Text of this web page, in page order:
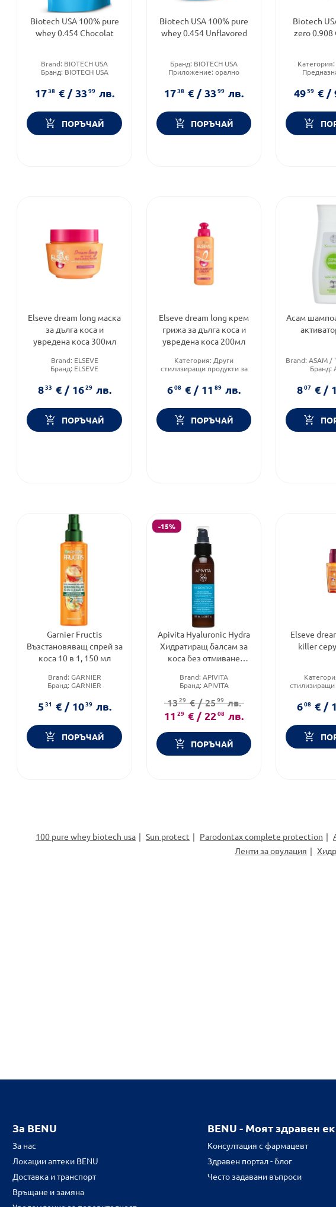
Biotech USA 100% pure
whey 0.454 Chocolat
Brand: BIOTECH USA
Бранд: BIOTECH USA
1738 € / 3399 лв.
ПОРЪЧАЙ
Biotech USA 100% pure
whey 0.454 Unflavored
Бранд: BIOTECH USA
Приложение:орално
1738 € / 3399 лв.
ПОРЪЧАЙ
Biotech
zero 0.908
Категория:
Форма на
4959 € /
Elseve dream long маска
за дълга коса и
увредена коса 300мл
Brand: ELSEVE
Бранд: ELSEVE
коса
833 € / 1629 лв.
ПОРЪЧАЙ
Elseve dream long крем
грижа за дълга коса и
увредена коса 200мл
Категория: Други
стилизиращи продукти за
Продуктова линия:
LONG
козметика
608 € / 1189 лв.
ПОРЪЧАЙ
Асам
Brand: ASAM /
Бранд:
Категория:
807 € /
Garnier Fructis
Възстановяващ спрей за
коса 10 в 1, 150 мл
Brand: GARNIER
Бранд:GARNIER
531 € / 1039 лв.
ПОРЪЧАЙ
-15%
Apivita Hyaluronic Hydra
Хидратиращ балсам за
коса без отмиване
Brand:APIVITA
Бранд: APIVITA
1329€ / 2599лв.
1129 € / 2208 лв.
ПОРЪЧАЙ
Elseve
killer
стилизиращи
Продуктова
608 € /
100 pure whey biotech usa Sun protect Parodontax complete protection
Ленти за овулация
За BENU
За нас
Локации аптеки BENU
Доставка и транспорт
Връщане и замяна
BENU - Моят здравен
Консултация с фармацевт
Здравен портал - блог
Често задавани въпроси